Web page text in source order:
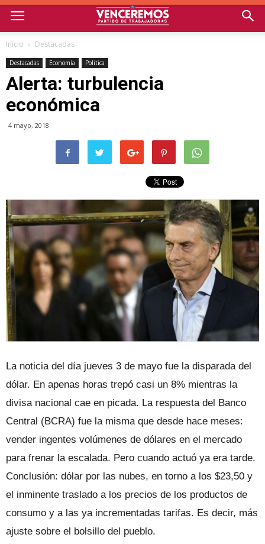
Inicio Destacadas
Destacadas Economía Politica
Alerta: turbulencia
económica
4 mayo, 2018
La noticia del día jueves 3 de mayo fue la disparada del
dólar. En apenas horas trepó casi un 8% mientras la
divisa nacional cae en picada. La respuesta del Banco
Central (BCRA) fue la misma que desde hace meses:
vender ingentes volúmenes de dólares en el mercado
para frenar la escalada. Pero cuando actuó ya era tarde.
Conclusión: dólar por las nubes, en torno a los $23,50 y
el inminente traslado a los precios de los productos de
consumo y a las ya incrementadas tarifas. Es decir, más
ajuste sobre el bolsillo del pueblo.